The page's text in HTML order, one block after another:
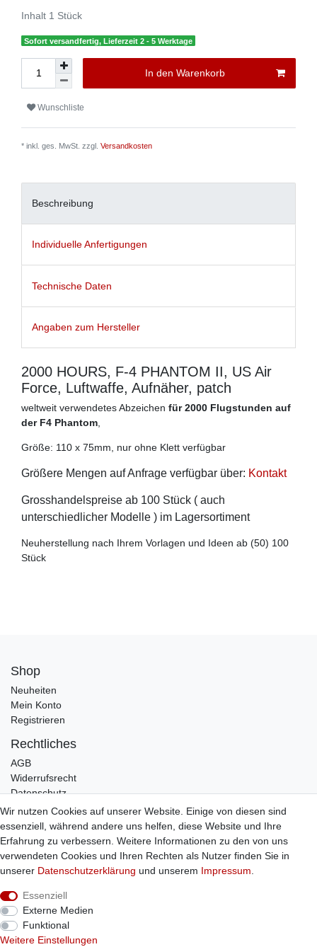
Inhalt 1 Stück
Sofort versandfertig, Lieferzeit 2 - 5 Werktage
In den Warenkorb
Wunschliste
* inkl. ges. MwSt. zzgl. Versandkosten
Beschreibung
Individuelle Anfertigungen
Technische Daten
Angaben zum Hersteller
2000 HOURS, F-4 PHANTOM II, US Air
Force, Luftwaffe, Aufnäher, patch
weltweit verwendetes Abzeichen für 2000 Flugstunden auf
der F4 Phantom
Größe: 110 x 75mm, nur ohne Klett verfügbar
Größere Mengen auf Anfrage verfügbar über: Kontakt
Grosshandelspreise ab 100 Stück ( auch
unterschiedlicher Modelle ) im Lagersortiment
Neuherstellung nach Ihrem Vorlagen und Ideen ab (50) 100
Stück
Shop
Neuheiten
Mein Konto
Registrieren
Rechtliches
AGB
Widerrufsrecht
Datenschutz
Impressum
Infos
Zahlung / Versand
Individuelle Anfertigung
Bestellung widerrufen
Wir nutzen Cookies auf unserer Website. Einige von diesen sind
essenziell, während andere uns helfen, diese Website und Ihre
Erfahrung zu verbessern. Weitere Informationen zu den von uns
verwendeten Cookies und Ihren Rechten als Nutzer finden Sie in
unserer Daten­schutz­erklärung und unserem Impressum
Essenziell
Externe Medien
Funktional
Weitere Einstellungen